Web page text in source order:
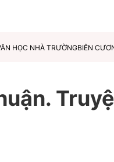
HỌC NHÀ TRƯỜNGBIÊN